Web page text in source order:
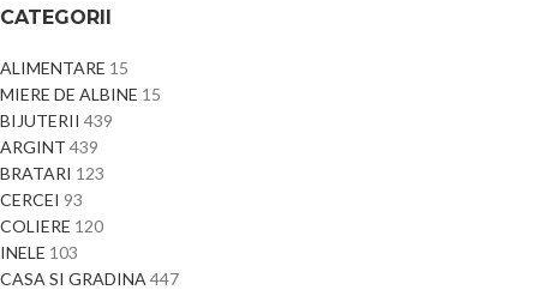
CATEGORII
ALIMENTARE 15
MIERE DE ALBINE 15
BIJUTERII 439
ARGINT 439
BRATARI 123
CERCEI 93
COLIERE 120
INELE 103
CASA SI GRADINA 447